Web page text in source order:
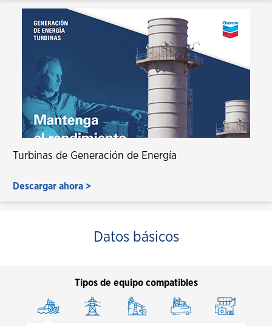
Turbinas de Generación de Energía
Descargar ahora >
Datos básicos
Tipos de equipo compatibles